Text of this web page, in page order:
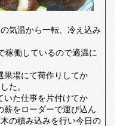
気温から一転、冷え込み
稼働しているので適温に
果場にて荷作りしてか
た。
いた仕事を片付けてか
薪をローダーで運び込ん
の積み込みを行い今日の